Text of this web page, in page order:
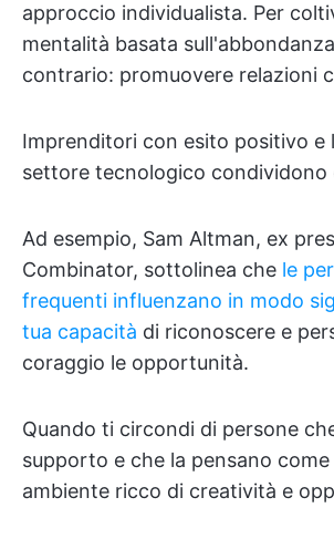
approccio individualista. Per
mentalità basata
contrario: promuovere relazioni
Imprenditori con esito positivo e
settore tecnologico condividono
Ad esempio, Sam Altman, ex
Combinator, sottolinea che le
frequenti influenzano in modo
tua capacità di riconoscere e
coraggio le opportunità.
Quando ti circondi di persone
supporto e che la pensano
ambiente ricco di creatività e